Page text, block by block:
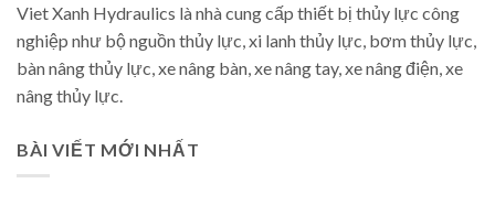
Viet Xanh Hydraulics là nhà cung cấp thiết bị thủy lực công
nghiệp như bộ nguồn thủy lực, xi lanh thủy lực, bơm thủy lực,
bàn nâng thủy lực, xe nâng bàn, xe nâng tay, xe nâng điện, xe
nâng thủy lực.
BÀI VIẾT MỚI NHẤT